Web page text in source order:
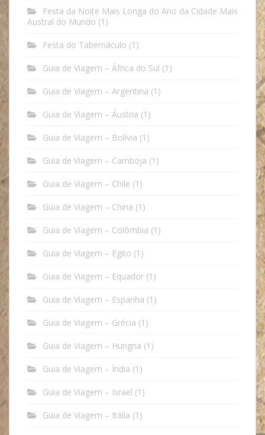
Festa da Noite Mais Longa do Ano da Cidade Mais
Austral do Mundo (1)
Festa do Tabernáculo (1)
Guia de Viagem – África do Sul (1)
Guia de Viagem – Argentina (1)
Guia de Viagem – Áustria (1)
Guia de Viagem – Bolívia (1)
Guia de Viagem – Camboja (1)
Guia de Viagem – Chile (1)
Guia de Viagem – China (1)
Guia de Viagem – Colômbia (1)
Guia de Viagem – Egito (1)
Guia de Viagem – Equador (1)
Guia de Viagem – Espanha (1)
Guia de Viagem – Grécia (1)
Guia de Viagem – Hungria (1)
Guia de Viagem – Índia (1)
Guia de Viagem – Israel (1)
Guia de Viagem – Itália (1)